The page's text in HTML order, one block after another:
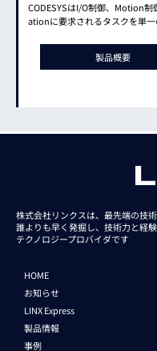
CODESYSはI/O制御、Motion
ationに要求されるタスクを単一
製品概要
株式会社リンクスは、最先端の技
誰よりも早く発掘し、技術力と経
テクノロジープロバイダです
HOME
お知らせ
LINX Express
製品情報
事例